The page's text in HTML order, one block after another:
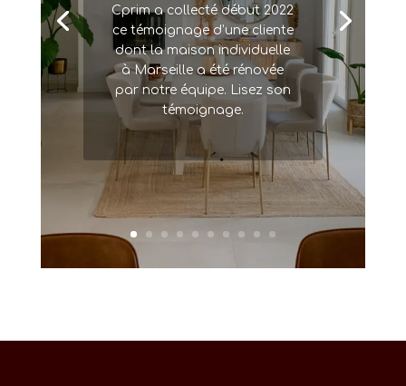
Cprim a collecté début 2022
ce témoignage d’une cliente
dont la maison individuelle
à Marseille a été rénovée
par notre équipe. Lisez son
témoignage.